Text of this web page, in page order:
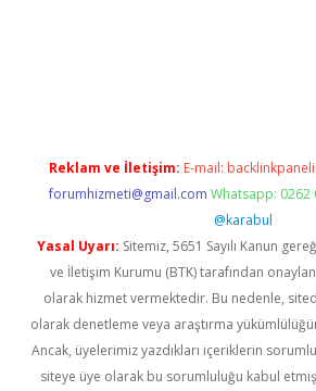
Reklam ve İletişim: E-mail:
forumhizmeti@gmail.com Whatsapp: 0262
@karabul
Yasal Uyarı: Sitemiz, 5651 Sayılı Kanun
ve İletişim Kurumu (BTK) tarafından
olarak hizmet vermektedir. Bu nedenle,
olarak denetleme veya araştırma
Ancak, üyelerimiz yazdıkları içeriklerin
siteye üye olarak bu sorumluluğu kabul